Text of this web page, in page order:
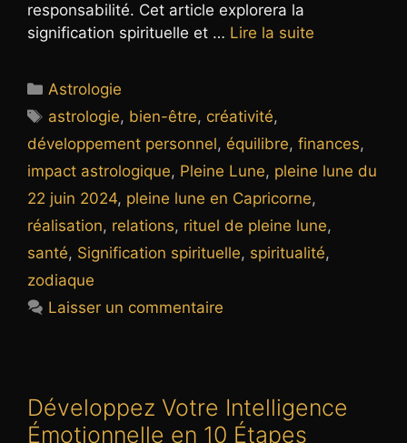
responsabilité. Cet article explorera la
signification spirituelle et … Lire la suite
Catégories
Astrologie
Étiquettes
astrologie, bien-être, créativité,
développement personnel, équilibre, finances,
impact astrologique, Pleine Lune, pleine lune du
22 juin 2024, pleine lune en Capricorne,
réalisation, relations, rituel de pleine lune,
santé, Signification spirituelle, spiritualité,
zodiaque
Laisser un commentaire
Développez Votre Intelligence
Émotionnelle en 10 Étapes